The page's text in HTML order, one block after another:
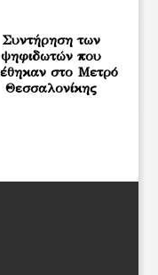
Συντήρηση των
ψηφιδωτών που
στο Μετρό
Θεσσαλονίκης